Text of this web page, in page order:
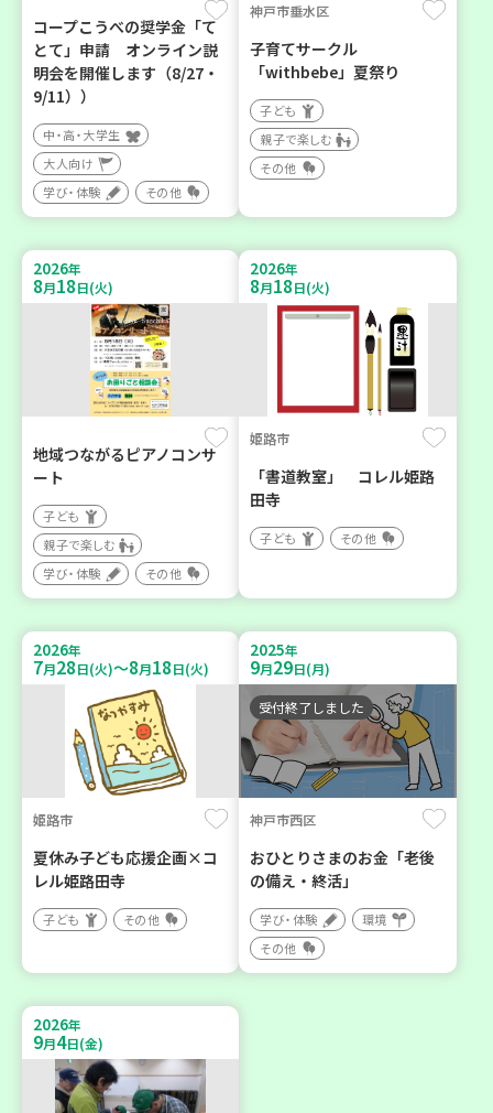
コープこうべの奨学金「て
とて」申請 オンライン説
明会を開催します（8/27・
9/11））
中・高・大学生
大人向け
学び・体験
その他
神戸市垂水区
子育てサークル
「withbebe」夏祭り
子ども
親子で楽しむ
その他
2026年
8月18日(火)
地域つながるピアノコンサ
ート
子ども
親子で楽しむ
学び・体験
その他
2026年
8月18日(火)
姫路市
「書道教室」 コレル姫路
田寺
子ども その他
2026年
7月28日(火)～8月18日(火)
姫路市
夏休み子ども応援企画×コ
レル姫路田寺
子ども その他
2025年
9月29日(月)
受付終了しました
神戸市西区
おひとりさまのお金「老後
の備え・終活」
学び・体験
環境
その他
2026年
9月4日(金)